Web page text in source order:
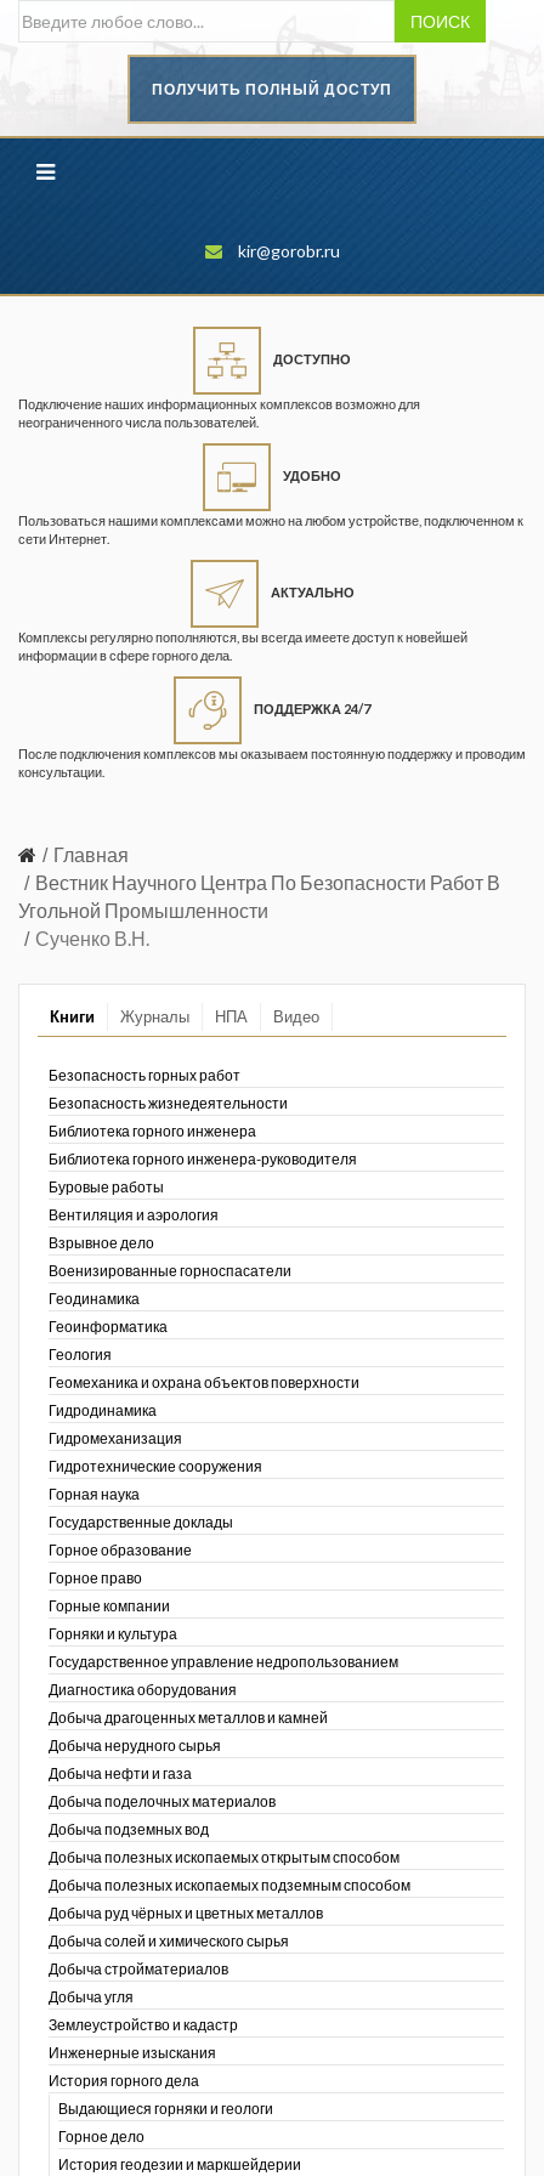
ПОИСК
ПОЛУЧИТЬ ПОЛНЫЙ ДОСТУП
kir@gorobr.ru
ДОСТУПНО
Подключение наших информационных комплексов возможно для
неограниченного числа пользователей.
УДОБНО
Пользоваться нашими комплексами можно на любом устройстве, подключенном к
сети Интернет.
АКТУАЛЬНО
Комплексы регулярно пополняются, вы всегда имеете доступ к новейшей
информации в сфере горного дела.
ПОДДЕРЖКА 24/7
После подключения комплексов мы оказываем постоянную поддержку и проводим
консультации.
Главная
Вестник Научного Центра По Безопасности Работ В
Угольной Промышленности
Сученко В.Н.
Книги Журналы НПА Видео
Безопасность горных работ
Безопасность жизнедеятельности
Библиотека горного инженера
Библиотека горного инженера-руководителя
Буровые работы
Вентиляция и аэрология
Взрывное дело
Военизированные горноспасатели
Геодинамика
Геоинформатика
Геология
Геомеханика и охрана объектов поверхности
Гидродинамика
Гидромеханизация
Гидротехнические сооружения
Горная наука
Государственные доклады
Горное образование
Горное право
Горные компании
Горняки и культура
Государственное управление недропользованием
Диагностика оборудования
Добыча драгоценных металлов и камней
Добыча нерудного сырья
Добыча нефти и газа
Добыча поделочных материалов
Добыча подземных вод
Добыча полезных ископаемых открытым способом
Добыча полезных ископаемых подземным способом
Добыча руд чёрных и цветных металлов
Добыча солей и химического сырья
Добыча стройматериалов
Добыча угля
Землеустройство и кадастр
Инженерные изыскания
История горного дела
Выдающиеся горняки и геологи
Горное дело
История геодезии и маркшейдерии
промышленности
Геопрофи
Горнопромышленные ведомости
Кузбасса. Информационный
безопасность»
Информационный бюллетень
Информация и космос
Маркшейдерский вестник
Медицина катастроф
Минеральные ресурсы России
Нефтегазовые технологии
Нефтегазовая вертикаль
НефтьГазПраво
Разведка и охрана недр
Стандарт качества
Уголь Кузбасса
Химагрегаты
Coal People Magazine
PWC